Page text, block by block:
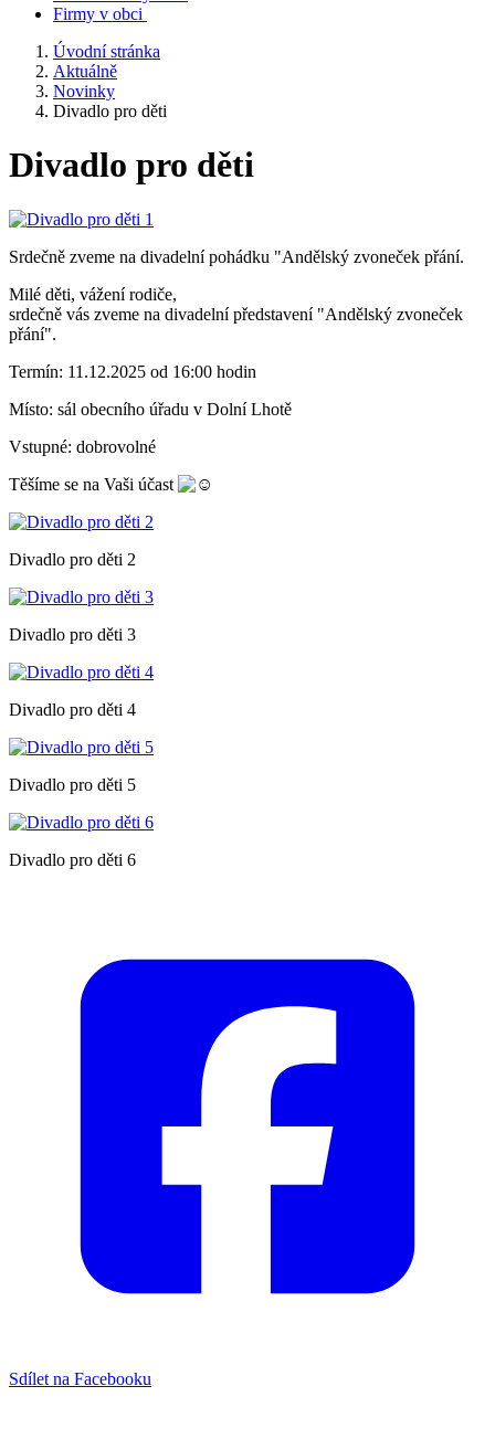
Firmy v obci
Úvodní stránka
Aktuálně
Novinky
Divadlo pro děti
Divadlo pro děti
Srdečně zveme na divadelní pohádku "Andělský zvoneček přání.
Milé děti, vážení rodiče,
srdečně vás zveme na divadelní představení "Andělský zvoneček
přání".
Termín: 11.12.2025 od 16:00 hodin
Místo: sál obecního úřadu v Dolní Lhotě
Vstupné: dobrovolné
Těšíme se na Vaši účast
Divadlo pro děti 2
Divadlo pro děti 3
Divadlo pro děti 4
Divadlo pro děti 5
Divadlo pro děti 6
Sdílet na Facebooku